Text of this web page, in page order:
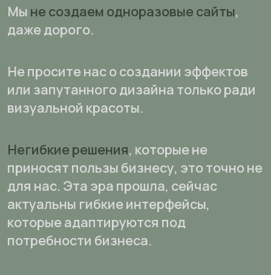
Мы не создаем одноразовые сайты,
даже дорого.
Не просите нас о создании эффектов
или запутанного дизайна только ради
визуальной красоты.
Негибкие решения, которые не
приносят пользы бизнесу, это точно не
для нас. Эта эра прошла, сейчас
актуальны гибкие интерфейсы,
которые адаптируются под
потребности бизнеса.